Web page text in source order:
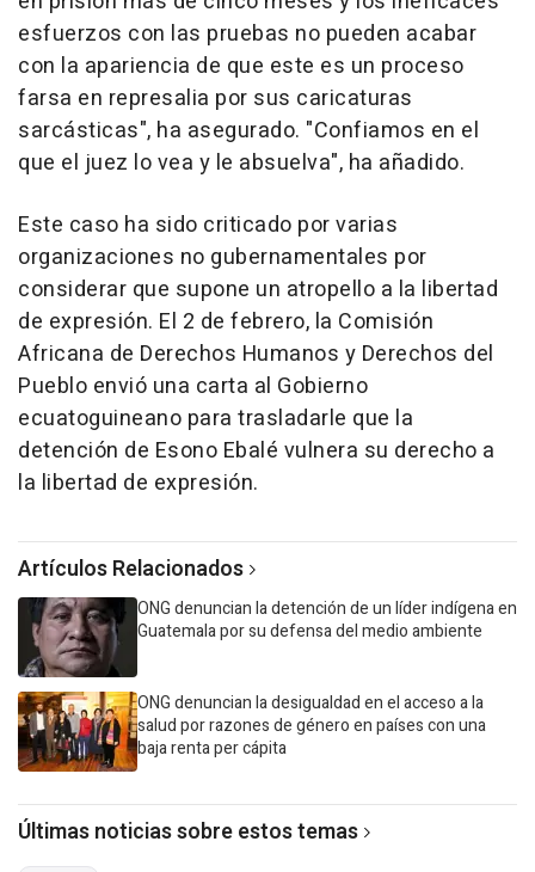
esfuerzos con las pruebas no pueden acabar
con la apariencia de que este es un proceso
farsa en represalia por sus caricaturas
sarcásticas", ha asegurado. "Confiamos en el
que el juez lo vea y le absuelva", ha añadido.
Este caso ha sido criticado por varias
organizaciones no gubernamentales por
considerar que supone un atropello a la libertad
de expresión. El 2 de febrero, la Comisión
Africana de Derechos Humanos y Derechos del
Pueblo envió una carta al Gobierno
ecuatoguineano para trasladarle que la
detención de Esono Ebalé vulnera su derecho a
la libertad de expresión.
Artículos Relacionados
ONG denuncian la detención de un líder indígena en
Guatemala por su defensa del medio ambiente
ONG denuncian la desigualdad en el acceso a la
salud por razones de género en países con una
baja renta per cápita
Últimas noticias sobre estos temas